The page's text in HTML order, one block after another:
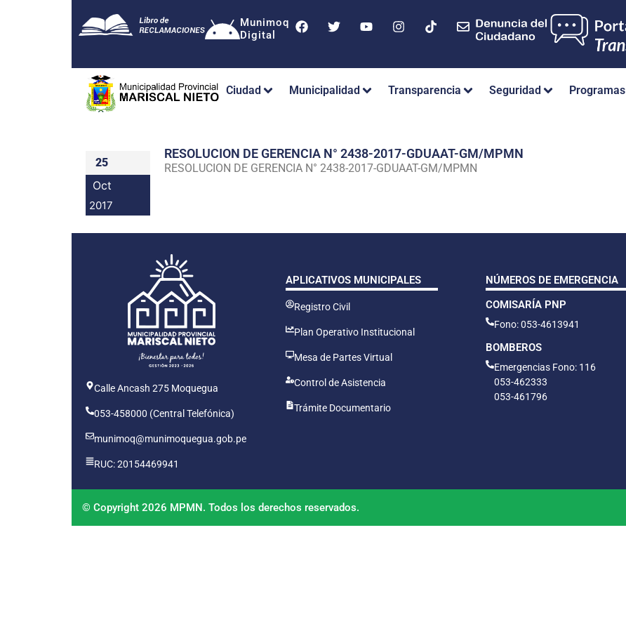
Munimoq
Digital
Ciudad Municipalidad Transparencia Seguridad Programas
25
Oct
2017
RESOLUCION DE GERENCIA N° 2438-2017-GDUAAT-GM/MPMN
RESOLUCION DE GERENCIA N° 2438-2017-GDUAAT-GM/MPMN
Calle Ancash 275 Moquegua
053-458000 (Central Telefónica)
munimoq@munimoquegua.gob.pe
RUC: 20154469941
APLICATIVOS MUNICIPALES
Registro Civil
Plan Operativo Institucional
Mesa de Partes Virtual
Control de Asistencia
Trámite Documentario
NÚMEROS DE EMERGENCIA
COMISARÍA PNP
Fono: 053-4613941
BOMBEROS
Emergencias Fono: 116
053-462333
053-461796
© Copyright 2026 MPMN. Todos los derechos reservados.